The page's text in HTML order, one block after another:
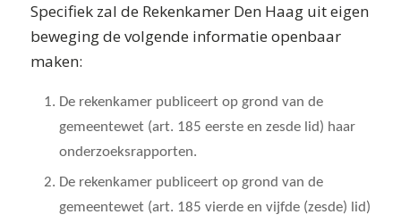
Specifiek zal de Rekenkamer Den Haag uit eigen
beweging de volgende informatie openbaar
maken:
De rekenkamer publiceert op grond van de
gemeentewet (art. 185 eerste en zesde lid) haar
onderzoeksrapporten.
De rekenkamer publiceert op grond van de
gemeentewet (art. 185 vierde en vijfde (zesde) lid)